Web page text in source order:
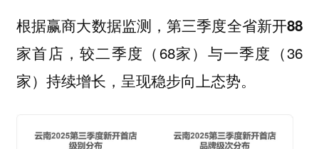
根据赢商大数据监测，第三季度全省新开88
家首店 ，较二季度（68家）与一季度（36
家）持续增长，呈现稳步向上态势。